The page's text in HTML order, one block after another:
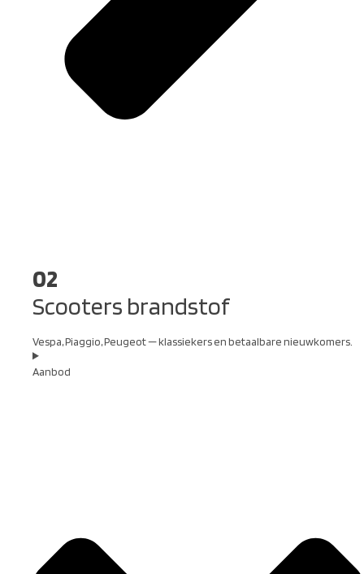
02
Scooters brandstof
Vespa, Piaggio, Peugeot — klassiekers en betaalbare nieuwkomers.
Aanbod